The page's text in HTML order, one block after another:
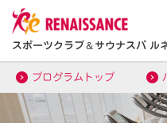
スポーツクラブ＆サウナスパ ル
プログラムトップ